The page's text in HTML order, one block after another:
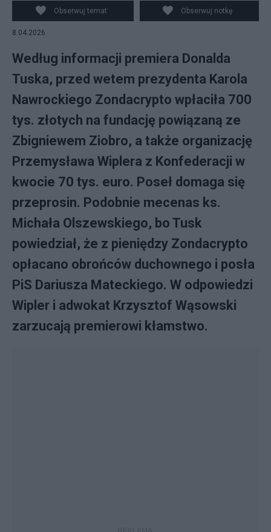
Obserwuj temat Obserwuj notkę
8.04.2026
Według informacji premiera Donalda
Tuska, przed wetem prezydenta Karola
Nawrockiego Zondacrypto wpłaciła 700
tys. złotych na fundację powiązaną ze
Zbigniewem Ziobro, a także organizację
Przemysława Wiplera z Konfederacji w
kwocie 70 tys. euro. Poseł domaga się
przeprosin. Podobnie mecenas ks.
Michała Olszewskiego, bo Tusk
powiedział, że z pieniędzy Zondacrypto
opłacano obrońców duchownego i posła
PiS Dariusza Mateckiego. W odpowiedzi
Wipler i adwokat Krzysztof Wąsowski
zarzucają premierowi kłamstwo.